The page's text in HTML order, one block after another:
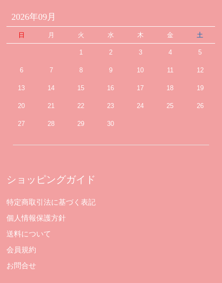
2026年09月
日 月 火 水 木 金 土
1 2 3 4 5
6 7 8 9 10 11 12
13 14 15 16 17 18 19
20 21 22 23 24 25 26
27 28 29 30
ショッピングガイド
特定商取引法に基づく表記
個人情報保護方針
送料について
会員規約
お問合せ